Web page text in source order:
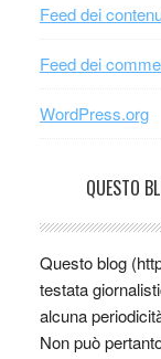
Feed dei
Feed dei
WordPress.org
QUESTO
Questo blog
testata
alcuna
Non può